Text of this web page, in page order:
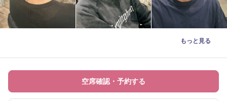
もっと見る
空席確認・予約する